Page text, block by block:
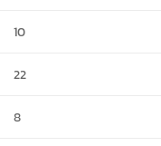
10
22
8